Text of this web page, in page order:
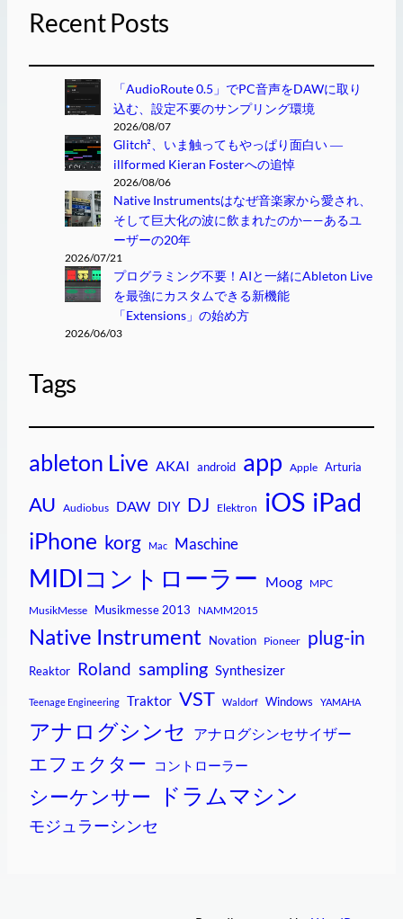
Recent Posts
「AudioRoute 0.5」でPC音声をDAWに取り
込む、設定不要のサンプリング環境
2026/08/07
Glitch²、いま触ってもやっぱり面白い ―
illformed Kieran Fosterへの追悼
2026/08/06
Native Instrumentsはなぜ音楽家から愛され、
そして巨大化の波に飲まれたのか——あるユ
ーザーの20年
2026/07/21
プログラミング不要！AIと一緒にAbleton Live
を最強にカスタムできる新機能
「Extensions」の始め方
2026/06/03
Tags
ableton Live AKAI android app Apple Arturia
AU Audiobus DAW DIY DJ Elektron iOS iPad
iPhone korg Mac Maschine
MIDIコントローラー Moog MPC
MusikMesse Musikmesse 2013 NAMM2015
Native Instrument Novation Pioneer plug-in
Reaktor Roland sampling Synthesizer
Teenage Engineering Traktor VST Waldorf Windows YAMAHA
アナログシンセ アナログシンセサイザー
エフェクター コントローラー
シーケンサー ドラムマシン
モジュラーシンセ